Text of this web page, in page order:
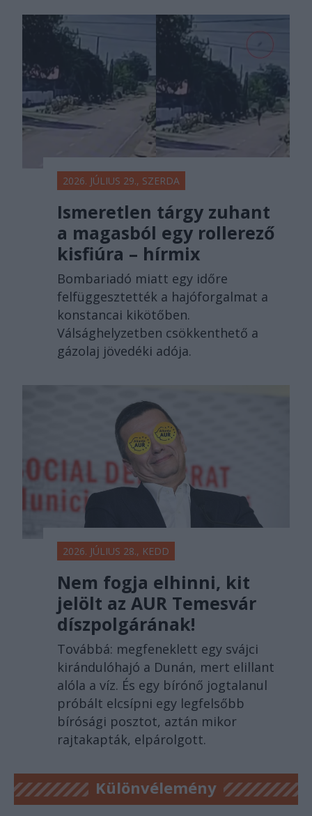
2026. JÚLIUS 29., SZERDA
Ismeretlen tárgy zuhant
a magasból egy rollerező
kisfiúra – hírmix
Bombariadó miatt egy időre
felfüggesztették a hajóforgalmat a
konstancai kikötőben.
Válsághelyzetben csökkenthető a
gázolaj jövedéki adója.
2026. JÚLIUS 28., KEDD
Nem fogja elhinni, kit
jelölt az AUR Temesvár
díszpolgárának!
Továbbá: megfeneklett egy svájci
kirándulóhajó a Dunán, mert elillant
alóla a víz. És egy bírónő jogtalanul
próbált elcsípni egy legfelsőbb
bírósági posztot, aztán mikor
rajtakapták, elpárolgott.
Különvélemény